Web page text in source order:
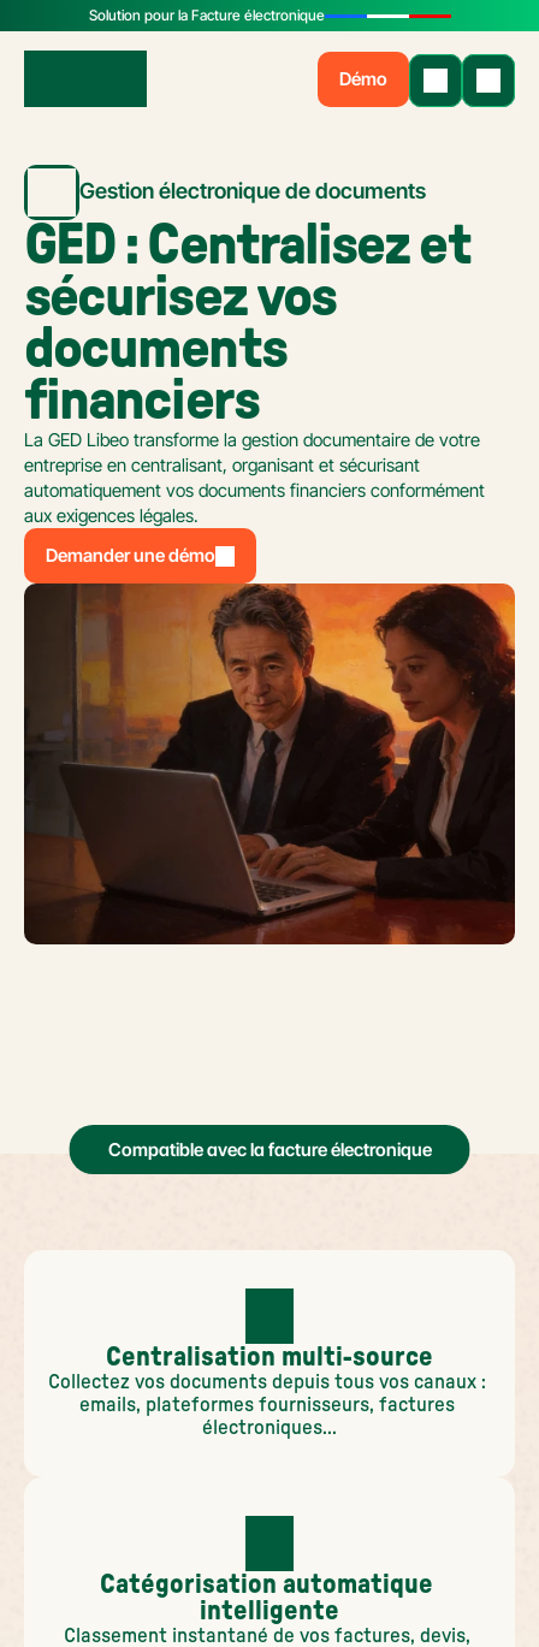
Solution pour la Facture électronique
Démo
Gestion électronique de documents
GED : Centralisez et
sécurisez vos
documents
financiers
La GED Libeo transforme la gestion documentaire de votre
entreprise en centralisant, organisant et sécurisant
automatiquement vos documents financiers conformément
aux exigences légales.
Demander une démo
Compatible avec la facture électronique
Centralisation multi-source
Collectez vos documents depuis tous vos canaux :
emails, plateformes fournisseurs, factures
électroniques...
Catégorisation automatique
intelligente
Classement instantané de vos factures, devis,